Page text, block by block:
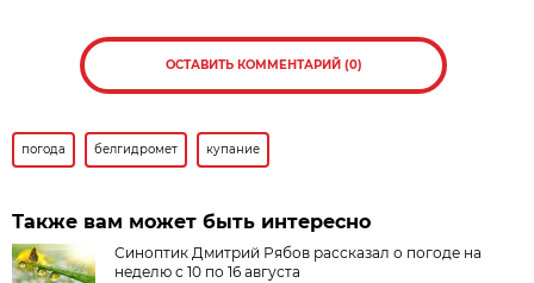
ОСТАВИТЬ КОММЕНТАРИЙ (0)
погода белгидромет купание
Также вам может быть интересно
Синоптик Дмитрий Рябов рассказал о погоде на
неделю с 10 по 16 августа